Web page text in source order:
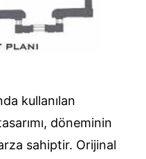
kullanılan
döneminin
sahiptir. Orijinal